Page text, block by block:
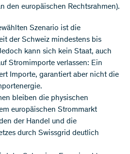
den europäischen Rechtsrahmen).
Szenario ist die
der Schweiz mindestens bis
kann sich kein Staat, auch
Stromimporte verlassen: Ein
Importe, garantiert aber nicht die
bleiben die physischen
europäischen Strommarkt
der Handel und die
durch Swissgrid deutlich